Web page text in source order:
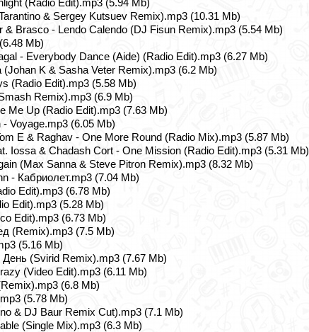
(Radio Edit).mp3 (5.94 Mb)
& Sergey Kutsuev Remix).mp3 (10.31 Mb)
& Brasco - Lendo Calendo (DJ Fisun Remix).mp3 (5.54 Mb)
Mb)
- Everybody Dance (Aide) (Radio Edit).mp3 (6.27 Mb)
K & Sasha Veter Remix).mp3 (6.2 Mb)
(Radio Edit).mp3 (5.58 Mb)
Remix).mp3 (6.9 Mb)
Me Up (Radio Edit).mp3 (7.63 Mb)
Voyage.mp3 (6.05 Mb)
E & Raghav - One More Round (Radio Mix).mp3 (5.87 Mb)
Iossa & Chadash Cort - One Mission (Radio Edit).mp3 (5.31 Mb)
(Max Sanna & Steve Pitron Remix).mp3 (8.32 Mb)
- Кабриолет.mp3 (7.04 Mb)
Edit).mp3 (6.78 Mb)
Edit).mp3 (5.28 Mb)
Edit).mp3 (6.73 Mb)
(Remix).mp3 (7.5 Mb)
(5.16 Mb)
(Svirid Remix).mp3 (7.67 Mb)
(Video Edit).mp3 (6.11 Mb)
(6.8 Mb)
(5.78 Mb)
& DJ Baur Remix Cut).mp3 (7.1 Mb)
(Single Mix).mp3 (6.3 Mb)